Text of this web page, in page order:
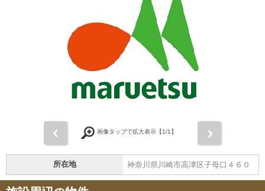
画像タップで拡大表示【1/1】
所在地 神奈川県川崎市高津区子母口４６０